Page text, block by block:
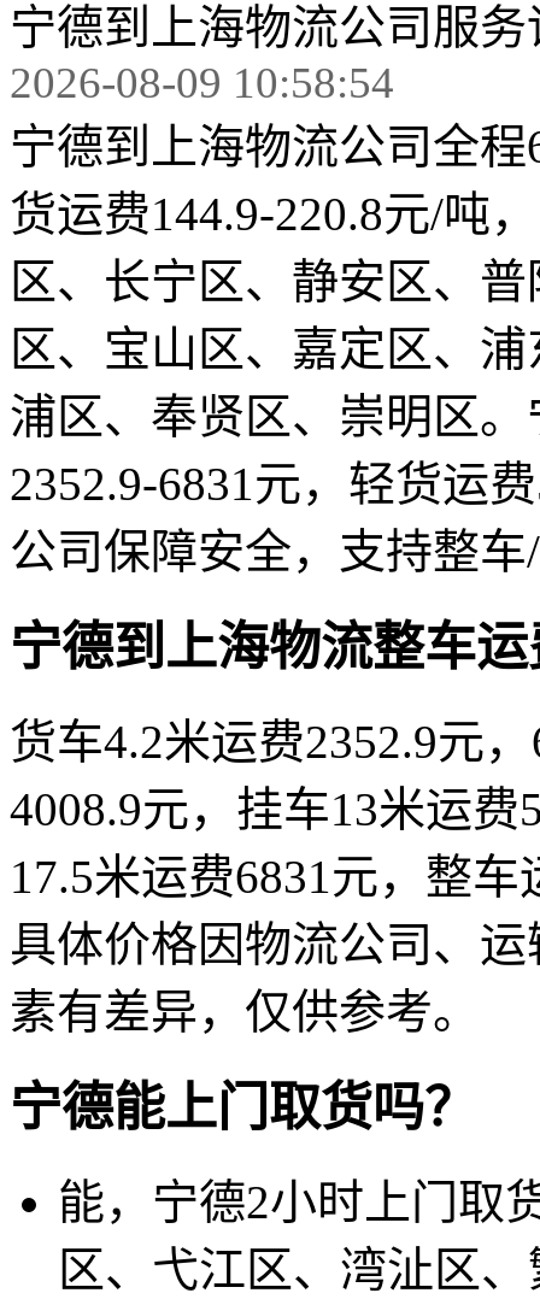
宁德到上海物流公司服务
2026-08-09 10:58:54
宁德到上海物流公司全
货运费144.9-220.8元/吨
区、长宁区、静安区、
区、宝山区、嘉定区、
浦区、奉贤区、崇明区
2352.9-6831元，轻货运
公司保障安全，支持整
宁德到上海物流整车
货车4.2米运费2352.9元
4008.9元，挂车13米运费
17.5米运费6831元，整
具体价格因物流公司、
素有差异，仅供参考。
宁德能上门取货吗？
能，宁德2小时上门取
区、弋江区、湾沚区